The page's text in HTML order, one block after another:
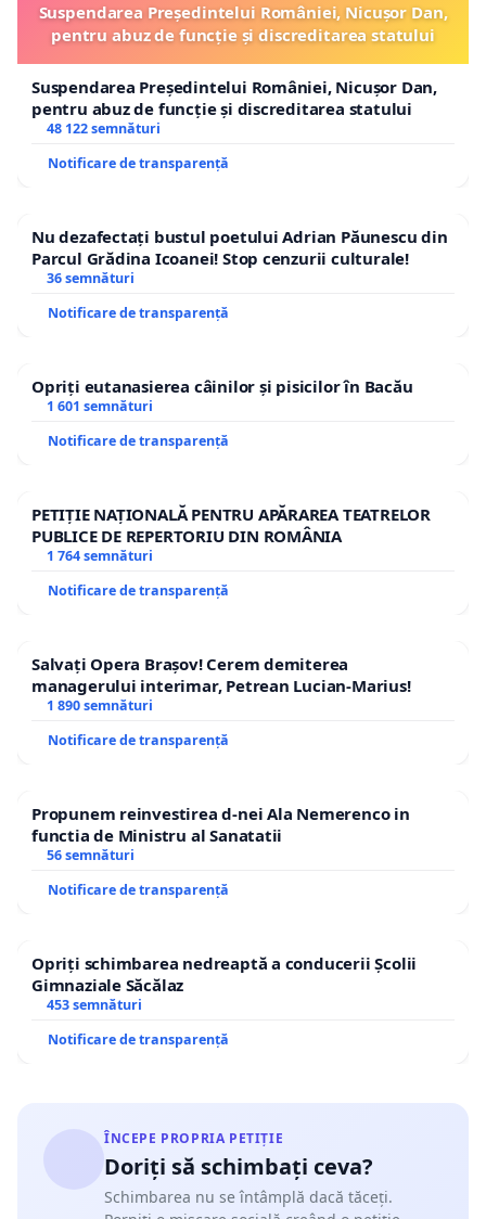
Suspendarea Președintelui României, Nicușor Dan,
pentru abuz de funcție și discreditarea statului
Suspendarea Președintelui României, Nicușor Dan,
pentru abuz de funcție și discreditarea statului
48 122 semnături
Notificare de transparență
Nu dezafectați bustul poetului Adrian Păunescu din
Parcul Grădina Icoanei! Stop cenzurii culturale!
36 semnături
Notificare de transparență
Opriți eutanasierea câinilor și pisicilor în Bacău
1 601 semnături
Notificare de transparență
PETIȚIE NAȚIONALĂ PENTRU APĂRAREA TEATRELOR
PUBLICE DE REPERTORIU DIN ROMÂNIA
1 764 semnături
Notificare de transparență
Salvați Opera Brașov! Cerem demiterea
managerului interimar, Petrean Lucian-Marius!
1 890 semnături
Notificare de transparență
Propunem reinvestirea d-nei Ala Nemerenco in
functia de Ministru al Sanatatii
56 semnături
Notificare de transparență
Opriți schimbarea nedreaptă a conducerii Școlii
Gimnaziale Săcălaz
453 semnături
Notificare de transparență
ÎNCEPE PROPRIA PETIȚIE
Doriți să schimbați ceva?
Schimbarea nu se întâmplă dacă tăceți.